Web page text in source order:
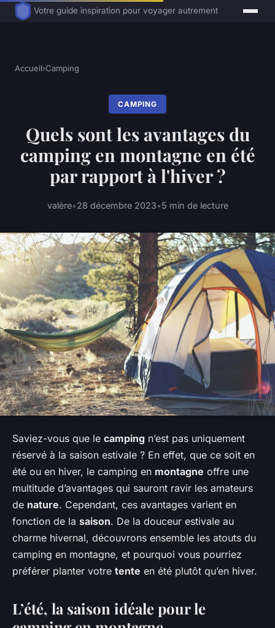
Votre guide inspiration pour voyager autrement
Accueil›Camping
CAMPING
Quels sont les avantages du
camping en montagne en été
par rapport à l'hiver ?
valère•28 décembre 2023•5 min de lecture
Saviez-vous que le camping n’est pas uniquement
réservé à la saison estivale ? En effet, que ce soit en
été ou en hiver, le camping en montagne offre une
multitude d’avantages qui sauront ravir les amateurs
de nature. Cependant, ces avantages varient en
fonction de la saison. De la douceur estivale au
charme hivernal, découvrons ensemble les atouts du
camping en montagne, et pourquoi vous pourriez
préférer planter votre tente en été plutôt qu’en hiver.
L’été, la saison idéale pour le